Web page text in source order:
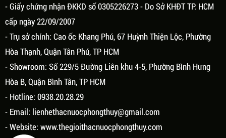
- Giấy chứng nhận ĐKKD số 0305226273 - Do Sở KHĐT TP. HCM
cấp ngày 22/09/2007
- Trụ sở chính: Cao ốc Khang Phú, 67 Huỳnh Thiện Lộc, Phường
Hòa Thạnh, Quận Tân Phú, TP HCM
- Showroom: Số 229/5 Đường Liên khu 4-5, Phường Bình Hưng
Hòa B, Quận Bình Tân, TP HCM
- Hotline: 0938.20.28.29
- Email: lienhethacnuocphongthuy@gmail.com
- Website: www.thegioithacnuocphongthuy.com